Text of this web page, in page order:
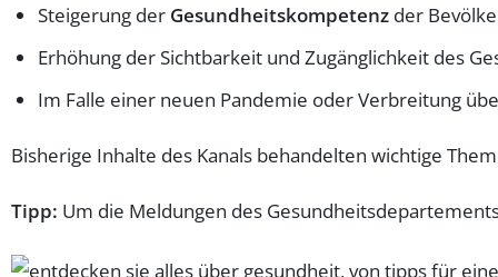
Steigerung der Gesundheitskompetenz der
Erhöhung der Sichtbarkeit und Zugänglichkeit des
Im Falle einer neuen Pandemie oder Verbreitung
Bisherige Inhalte des Kanals behandelten wichtige
Tipp: Um die Meldungen des